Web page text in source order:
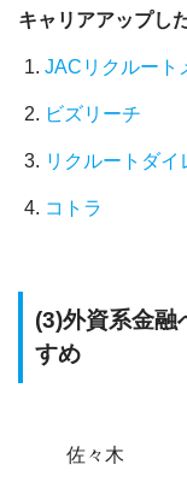
キャリアアップし
JACリクルート
ビズリーチ
リクルートダイ
コトラ
(3)外資系金融
すめ
佐々木